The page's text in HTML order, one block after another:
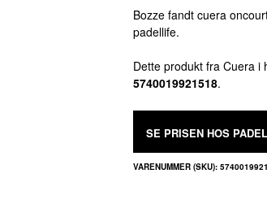
Bozze fandt cuera
padellife.
Dette produkt fra Cuera i
5740019921518.
SE PRISEN HOS
VARENUMMER (SKU):